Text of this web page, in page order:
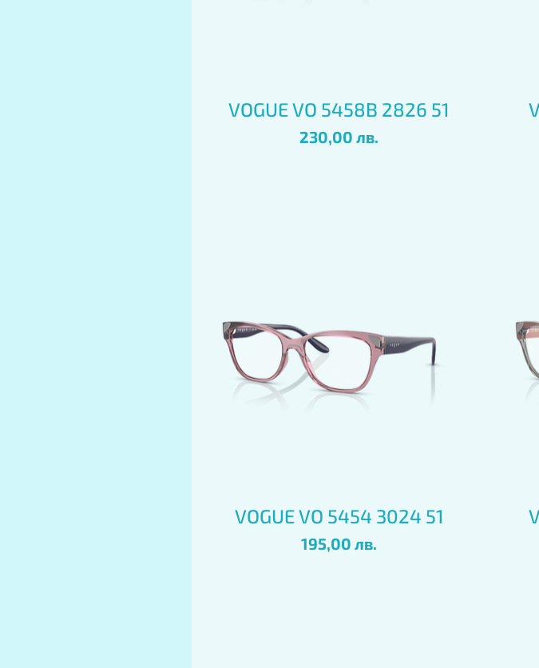
Бърз преглед
VOGUE VO 5458B 2826 51
Цена
230,00 лв.
Бърз преглед
VOGUE VO 5454 3024 51
Цена
195,00 лв.